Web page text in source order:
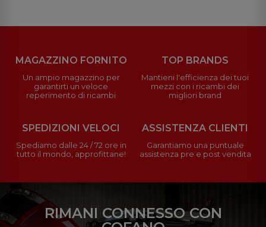
MAGAZZINO FORNITO
Un ampio magazzino per
garantirti un veloce
reperimento di ricambi
TOP BRANDS
Mantieni l'efficienza dei tuoi
mezzi con i ricambi dei
migliori brand
SPEDIZIONI VELOCI
Spediamo dalle 24 / 72 ore in
tutto il mondo, approfittane!
ASSISTENZA CLIENTI
Garantiamo una puntuale
assistenza pre e post vendita
RIMANI CONNESSO CON